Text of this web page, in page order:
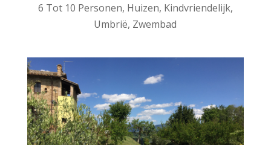
6 Tot 10 Personen, Huizen, Kindvriendelijk,
Umbrië, Zwembad